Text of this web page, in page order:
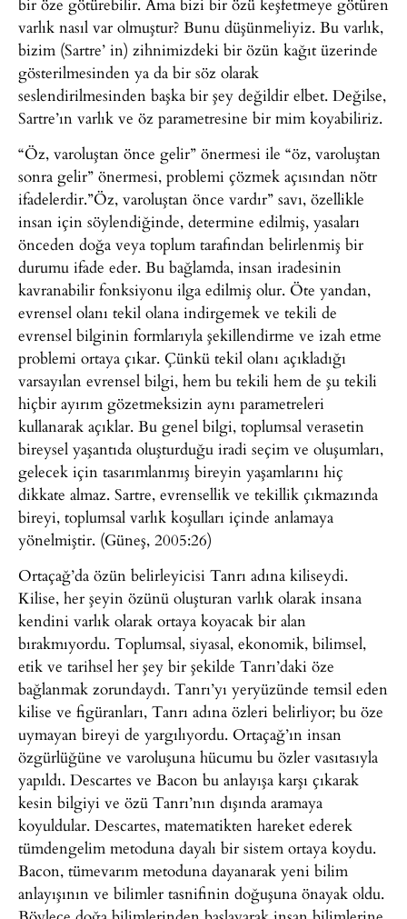
varlık nasıl var olmuştur? Bunu düşünmeliyiz. Bu varlık,
bizim (Sartre’ in) zihnimizdeki bir özün kağıt üzerinde
gösterilmesinden ya da bir söz olarak
seslendirilmesinden başka bir şey değildir elbet. Değilse,
Sartre’ın varlık ve öz parametresine bir mim koyabiliriz.
“Öz, varoluştan önce gelir” önermesi ile “öz, varoluştan
sonra gelir” önermesi, problemi çözmek açısından nötr
ifadelerdir.”Öz, varoluştan önce vardır” savı, özellikle
insan için söylendiğinde, determine edilmiş, yasaları
önceden doğa veya toplum tarafından belirlenmiş bir
durumu ifade eder. Bu bağlamda, insan iradesinin
kavranabilir fonksiyonu ilga edilmiş olur. Öte yandan,
evrensel olanı tekil olana indirgemek ve tekili de
evrensel bilginin formlarıyla şekillendirme ve izah etme
problemi ortaya çıkar. Çünkü tekil olanı açıkladığı
varsayılan evrensel bilgi, hem bu tekili hem de şu tekili
hiçbir ayırım gözetmeksizin aynı parametreleri
kullanarak açıklar. Bu genel bilgi, toplumsal verasetin
bireysel yaşantıda oluşturduğu iradi seçim ve oluşumları,
gelecek için tasarımlanmış bireyin yaşamlarını hiç
dikkate almaz. Sartre, evrensellik ve tekillik çıkmazında
bireyi, toplumsal varlık koşulları içinde anlamaya
yönelmiştir. (Güneş, 2005:26)
Ortaçağ’da özün belirleyicisi Tanrı adına kiliseydi.
Kilise, her şeyin özünü oluşturan varlık olarak insana
kendini varlık olarak ortaya koyacak bir alan
bırakmıyordu. Toplumsal, siyasal, ekonomik, bilimsel,
etik ve tarihsel her şey bir şekilde Tanrı’daki öze
bağlanmak zorundaydı. Tanrı’yı yeryüzünde temsil eden
kilise ve figüranları, Tanrı adına özleri belirliyor; bu öze
uymayan bireyi de yargılıyordu. Ortaçağ’ın insan
özgürlüğüne ve varoluşuna hücumu bu özler vasıtasıyla
yapıldı. Descartes ve Bacon bu anlayışa karşı çıkarak
kesin bilgiyi ve özü Tanrı’nın dışında aramaya
koyuldular. Descartes, matematikten hareket ederek
tümdengelim metoduna dayalı bir sistem ortaya koydu.
Bacon, tümevarım metoduna dayanarak yeni bilim
anlayışının ve bilimler tasnifinin doğuşuna önayak oldu.